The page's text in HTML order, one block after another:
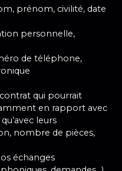
prénom, civilité, date
personnelle,
de téléphone,
qui pourrait
en rapport avec
leurs
nombre de pièces,
échanges